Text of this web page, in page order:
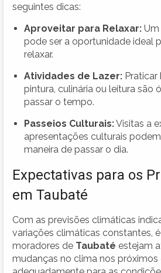
seguintes dicas:
Aproveitar para Relaxar:
pode ser a oportunidade ideal
relaxar.
Atividades de Lazer:
pintura, culinária ou leitura são
passar o tempo.
Passeios Culturais:Visitas a
apresentações culturais
maneira de passar o dia.
Expectativas para os
em Taubaté
Com as previsões climáticas
variações climáticas constantes,
moradores de Taubaté estejam
mudanças no clima nos próximos